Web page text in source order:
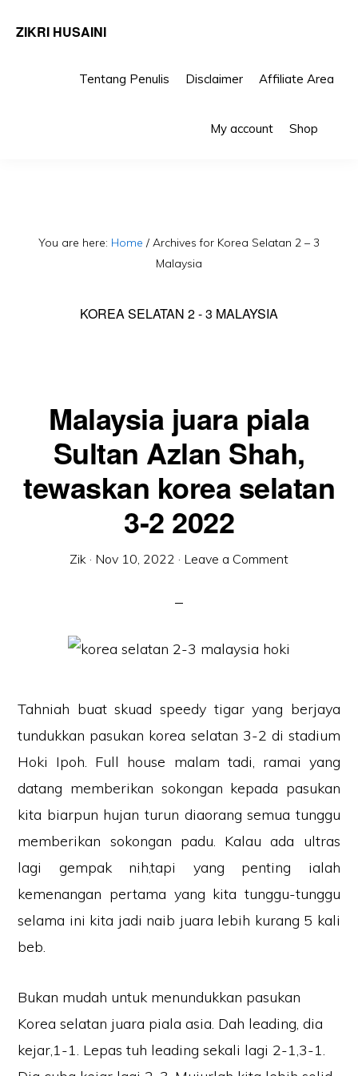
ZIKRI HUSAINI
Tentang Penulis Disclaimer Affiliate Area
My account Shop
You are here: Home / Archives for Korea Selatan 2 – 3
Malaysia
KOREA SELATAN 2 - 3 MALAYSIA
Malaysia juara piala
Sultan Azlan Shah,
tewaskan korea selatan
3-2 2022
Zik · Nov 10, 2022 · Leave a Comment
Tahniah buat skuad speedy tigar yang berjaya
tundukkan pasukan korea selatan 3-2 di stadium
Hoki Ipoh. Full house malam tadi, ramai yang
datang memberikan sokongan kepada pasukan
kita biarpun hujan turun diaorang semua tunggu
memberikan sokongan padu. Kalau ada ultras
lagi gempak nih,tapi yang penting ialah
kemenangan pertama yang kita tunggu-tunggu
selama ini kita jadi naib juara lebih kurang 5 kali
beb.
Bukan mudah untuk menundukkan pasukan
Korea selatan juara piala asia. Dah leading, dia
kejar,1-1. Lepas tuh leading sekali lagi 2-1,3-1.